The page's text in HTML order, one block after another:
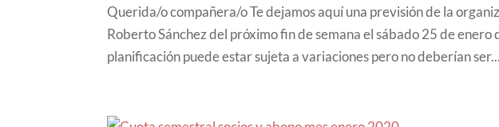
Querida/o compañera/o Te dejamos aquí una previsión de la
Roberto Sánchez del próximo fin de semana el sábado 25 de enero
planificación puede estar sujeta a variaciones pero no deberían ser...